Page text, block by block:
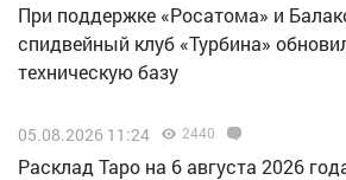
При поддержке «Росатома» и
спидвейный клуб «Турбина»
техническую базу
05.08.2026 11:24 2440
Расклад Таро на 6 августа 2026